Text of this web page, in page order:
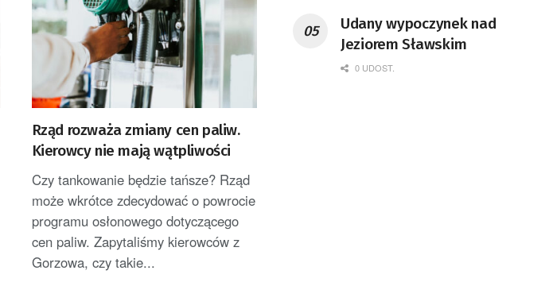
Rząd rozważa zmiany cen paliw.
Kierowcy nie mają wątpliwości
Czy tankowanie będzie tańsze? Rząd
może wkrótce zdecydować o powrocie
programu osłonowego dotyczącego
cen paliw. Zapytaliśmy kierowców z
Gorzowa, czy takie...
Udany wypoczynek nad
Jeziorem Sławskim
0 UDOST.